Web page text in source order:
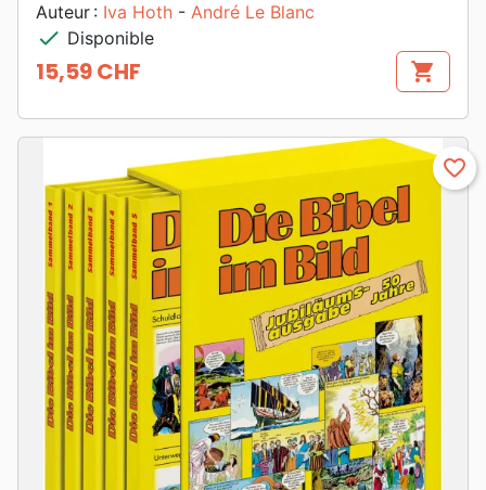
Auteur : Iva Hoth - André Le Blanc
check Disponible
Prix
15,59 CHF shopping_cart
favorite_border